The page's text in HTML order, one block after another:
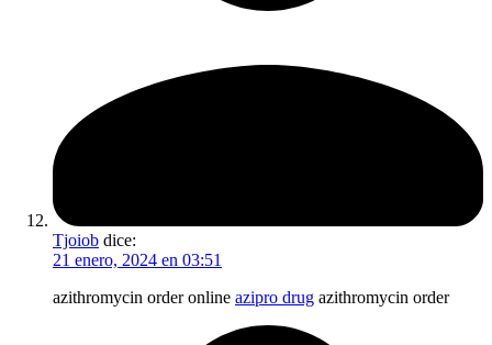
Tjoiob dice:
21 enero, 2024 en 03:51
azithromycin order online azipro drug azithromycin order